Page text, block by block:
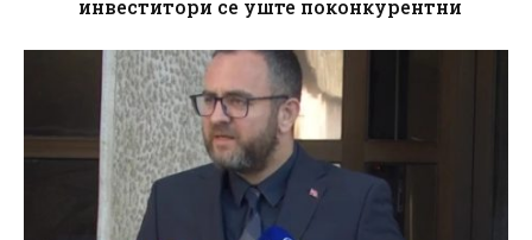
инвеститори се уште поконкурентни